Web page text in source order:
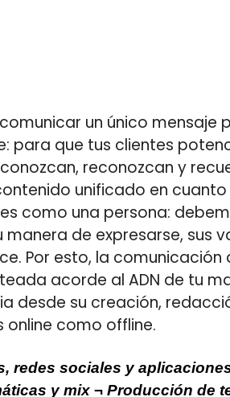
un único mensaje
para que tus clientes
reconozcan y
unificado en
como una persona:
manera de expresarse, sus
Por esto, la
acorde al ADN de tu
desde su creación,
como offline.
redes sociales y
y mix ¬ Producción de